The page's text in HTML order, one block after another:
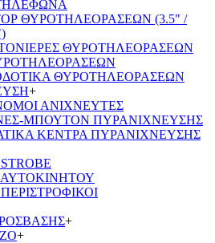
ΘΥΡΟΤΗΛΕΟΡΑΣΕΩΝ (3.5" /
ΘΥΡΟΤΗΛΕΟΡΑΣΕΩΝ
ΘΥΡΟΤΗΛΕΟΡΑΣΕΩΝ
+
ΑΝΙΧΝΕΥΤΕΣ
ΜΠΟΥΤΟΝ ΠΥΡΑΝΙΧΝΕΥΣΗΣ
ΚΕΝΤΡΑ ΠΥΡΑΝΙΧΝΕΥΣΗΣ
ΑΥΤΟΚΙΝΗΤΟΥ
+
+